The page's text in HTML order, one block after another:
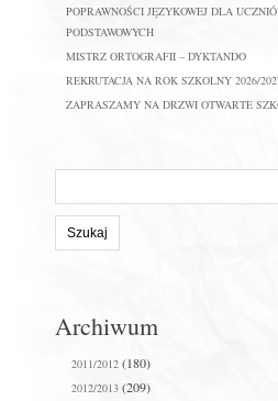
POPRAWNOŚCI JĘZYKOWEJ DLA
PODSTAWOWYCH
MISTRZ ORTOGRAFII – DYKTANDO
REKRUTACJA NA ROK SZKOLNY 2026/
ZAPRASZAMY NA DRZWI OTWARTE
stronie:
Archiwum
2011/2012(180)
2012/2013(209)